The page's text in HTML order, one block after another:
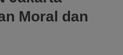
Moral dan